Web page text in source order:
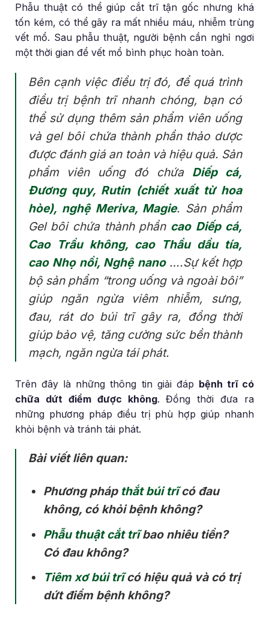
Phẫu thuật có thể giúp cắt trĩ tận gốc nhưng khá
tốn kém, có thể gây ra mất nhiều máu, nhiễm trùng
vết mổ. Sau phẫu thuật, người bệnh cần nghỉ ngơi
một thời gian để vết mổ bình phục hoàn toàn.
Bên cạnh việc điều trị đó, để quá trình
điều trị bệnh trĩ nhanh chóng, bạn có
thể sử dụng thêm sản phẩm viên uống
và gel bôi chứa thành phần thảo dược
được đánh giá an toàn và hiệu quả. Sản
phẩm viên uống đó chứa Diếp cá,
Đương quy, Rutin (chiết xuất từ hoa
hòe), nghệ Meriva, Magie. Sản phẩm
Gel bôi chứa thành phần cao Diếp cá,
Cao Trầu không, cao Thầu dầu tía,
cao Nhọ nồi, Nghệ nano….Sự kết hợp
bộ sản phẩm “trong uống và ngoài bôi”
giúp ngăn ngừa viêm nhiễm, sưng,
đau, rát do búi trĩ gây ra, đồng thời
giúp bảo vệ, tăng cường sức bền thành
mạch, ngăn ngừa tái phát.
Trên đây là những thông tin giải đáp bệnh trĩ có
chữa dứt điểm được không. Đồng thời đưa ra
những phương pháp điều trị phù hợp giúp nhanh
khỏi bệnh và tránh tái phát.
Bài viết liên quan:
Phương pháp thắt búi trĩcó đau
không, có khỏi bệnh không?
Phẫu thuật cắt trĩbao nhiêu tiền?
Có đau không?
Tiêm xơ búi trĩcó hiệu quả và có trị
dứt điểm bệnh không?